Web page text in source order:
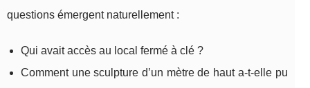
questions émergent naturellement :
Qui avait accès au local fermé à clé ?
Comment une sculpture d’un mètre de haut a-t-elle pu